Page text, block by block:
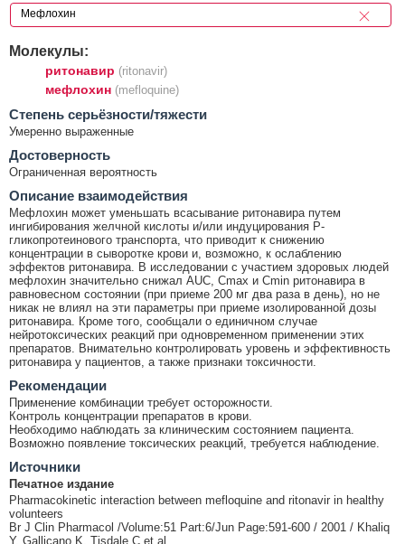
Молекулы:
ритонавир (ritonavir)
мефлохин (mefloquine)
Cтепень серьёзности/тяжести
Умеренно выраженные
Достоверность
Ограниченная вероятность
Описание взаимодействия
Мефлохин может уменьшать всасывание ритонавира путем
ингибирования желчной кислоты и/или индуцирования Р-
гликопротеинового транспорта, что приводит к снижению
концентрации в сыворотке крови и, возможно, к ослаблению
эффектов ритонавира. В исследовании с участием здоровых людей
мефлохин значительно снижал AUC, Cmax и Cmin ритонавира в
равновесном состоянии (при приеме 200 мг два раза в день), но не
никак не влиял на эти параметры при приеме изолированной дозы
ритонавира. Кроме того, сообщали о единичном случае
нейротоксических реакций при одновременном применении этих
препаратов. Внимательно контролировать уровень и эффективность
ритонавира у пациентов, а также признаки токсичности.
Рекомендации
Применение комбинации требует осторожности.
Контроль концентрации препаратов в крови.
Необходимо наблюдать за клиническим состоянием пациента.
Возможно появление токсических реакций, требуется наблюдение.
Источники
Печатное издание
Pharmacokinetic interaction between mefloquine and ritonavir in healthy
volunteers
Br J Clin Pharmacol /Volume:51 Part:6/Jun Page:591-600 / 2001 / Khaliq
Y, Gallicano K, Tisdale C et al